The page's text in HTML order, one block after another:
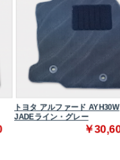
トヨタ アルファード AYH30W
JADEライン・グレー
￥30,600